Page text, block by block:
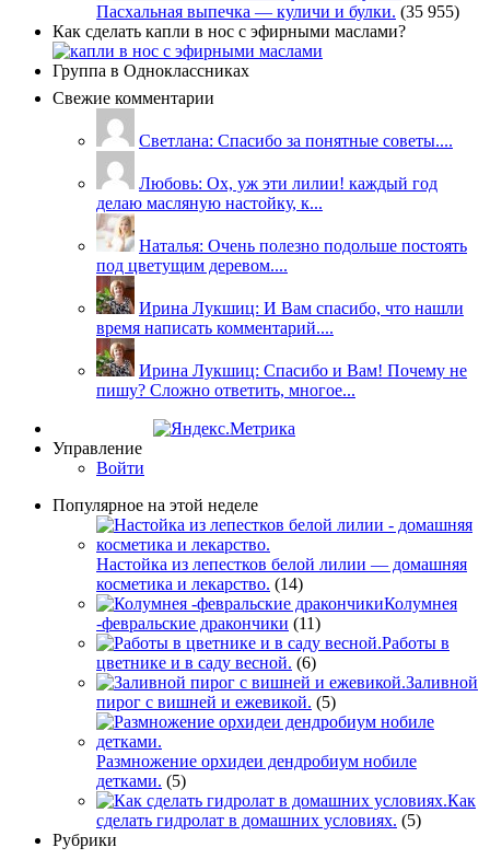
Пасхальная выпечка — куличи и булки. (35 955)
Как сделать капли в нос с эфирными маслами?
Группа в Одноклассниках
Свежие комментарии
Светлана: Спасибо за понятные советы....
Любовь: Ох, уж эти лилии! каждый год
делаю масляную настойку, к...
Наталья: Очень полезно подольше постоять
под цветущим деревом....
Ирина Лукшиц: И Вам спасибо, что нашли
время написать комментарий....
Ирина Лукшиц: Спасибо и Вам! Почему не
пишу? Сложно ответить, многое...
Управление
Войти
Популярное на этой неделе
Настойка из лепестков белой лилии — домашняя
косметика и лекарство. (14)
Колумнея
-февральские дракончики (11)
Работы в
цветнике и в саду весной. (6)
Заливной
пирог с вишней и ежевикой. (5)
Размножение орхидеи дендробиум нобиле
детками. (5)
Как
сделать гидролат в домашних условиях. (5)
Рубрики